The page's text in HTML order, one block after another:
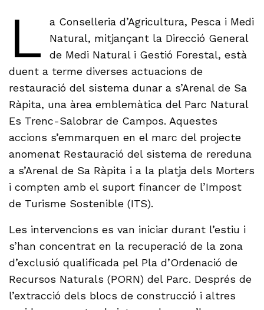
L
a Conselleria d’Agricultura, Pesca i Medi
Natural, mitjançant la Direcció General
de Medi Natural i Gestió Forestal, està
duent a terme diverses actuacions de
restauració del sistema dunar a s’Arenal de Sa
Ràpita, una àrea emblemàtica del Parc Natural
Es Trenc-Salobrar de Campos. Aquestes
accions s’emmarquen en el marc del projecte
anomenat Restauració del sistema de rereduna
a s’Arenal de Sa Ràpita i a la platja dels Morters
i compten amb el suport financer de l’Impost
de Turisme Sostenible (ITS).
Les intervencions es van iniciar durant l’estiu i
s’han concentrat en la recuperació de la zona
d’exclusió qualificada pel Pla d’Ordenació de
Recursos Naturals (PORN) del Parc. Després de
l’extracció dels blocs de construcció i altres